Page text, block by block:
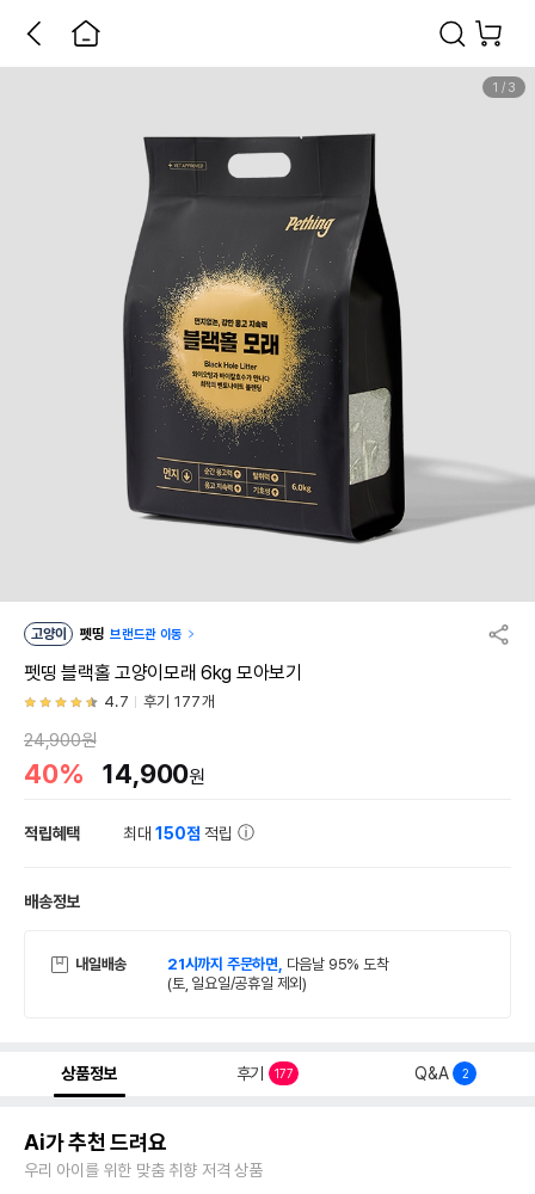
1 / 3
고양이 펫띵 브랜드관 이동
펫띵 블랙홀 고양이모래 6kg 모아보기
4.7 후기 177개
24,900원
40% 14,900원
적립혜택 최대150점 적립
배송정보
내일배송 21시까지 주문하면, 다음날 95% 도착
(토, 일요일/공휴일 제외)
상품정보 후기 177 Q&A 2
Ai가 추천 드려요
우리 아이를 위한 맞춤 취향 저격 상품